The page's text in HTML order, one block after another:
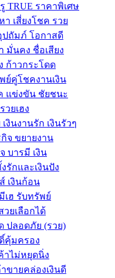
TRUE ราคาพิเศษ
า เสี่ยงโชค รวย
ปถัมภ์ โอกาสดี
มั่นคง ชื่อเสียง
ก้าวกระโดด
พย์คู่โชคงานเงิน
แข่งขัน ชัยชนะ
วยเฮง
งินงานรัก เงินรัวๆ
กิจ ขยายงาน
บารมี เงิน
รักและเงินปัง
เงินก้อน
เฮ รับทรัพย์
วยเลือกได้
ปลอดภัย (รวย)
คุ้มครอง
าไม่หยุดนิ่ง
าขายคล่องเงินดี